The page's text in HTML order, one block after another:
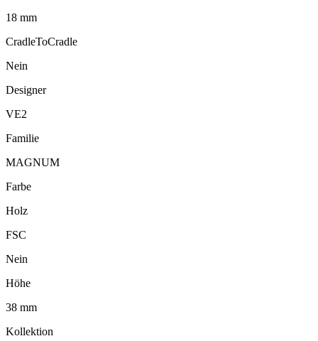
18 mm
CradleToCradle
Nein
Designer
VE2
Familie
MAGNUM
Farbe
Holz
FSC
Nein
Höhe
38 mm
Kollektion